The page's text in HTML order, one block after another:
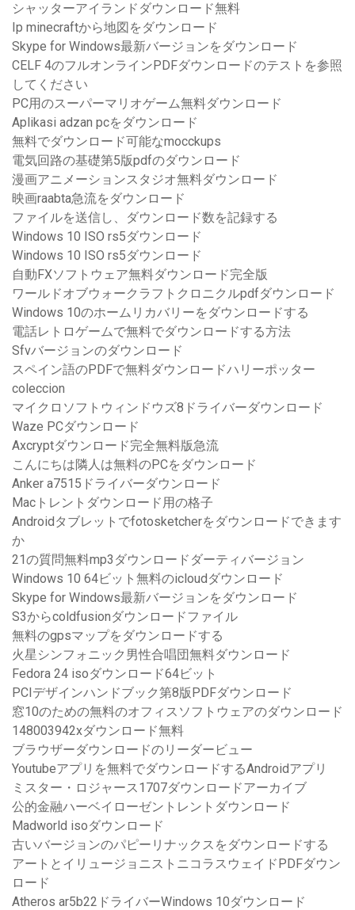
シャッターアイランドダウンロード無料
Ip minecraftから地図をダウンロード
Skype for Windows最新バージョンをダウンロード
CELF 4のフルオンラインPDFダウンロードのテストを参照
してください
PC用のスーパーマリオゲーム無料ダウンロード
Aplikasi adzan pcをダウンロード
無料でダウンロード可能なmocckups
電気回路の基礎第5版pdfのダウンロード
漫画アニメーションスタジオ無料ダウンロード
映画raabta急流をダウンロード
ファイルを送信し、ダウンロード数を記録する
Windows 10 ISO rs5ダウンロード
Windows 10 ISO rs5ダウンロード
自動FXソフトウェア無料ダウンロード完全版
ワールドオブウォークラフトクロニクルpdfダウンロード
Windows 10のホームリカバリーをダウンロードする
電話レトロゲームで無料でダウンロードする方法
Sfvバージョンのダウンロード
スペイン語のPDFで無料ダウンロードハリーポッター
coleccion
マイクロソフトウィンドウズ8ドライバーダウンロード
Waze PCダウンロード
Axcryptダウンロード完全無料版急流
こんにちは隣人は無料のPCをダウンロード
Anker a7515ドライバーダウンロード
Macトレントダウンロード用の格子
Androidタブレットでfotosketcherをダウンロードできます
か
21の質問無料mp3ダウンロードダーティバージョン
Windows 10 64ビット無料のicloudダウンロード
Skype for Windows最新バージョンをダウンロード
S3からcoldfusionダウンロードファイル
無料のgpsマップをダウンロードする
火星シンフォニック男性合唱団無料ダウンロード
Fedora 24 isoダウンロード64ビット
PCIデザインハンドブック第8版PDFダウンロード
窓10のための無料のオフィスソフトウェアのダウンロード
148003942xダウンロード無料
ブラウザーダウンロードのリーダービュー
Youtubeアプリを無料でダウンロードするAndroidアプリ
ミスター・ロジャース1707ダウンロードアーカイブ
公的金融ハーベイローゼントレントダウンロード
Madworld isoダウンロード
古いバージョンのパピーリナックスをダウンロードする
アートとイリュージョニストニコラスウェイドPDFダウン
ロード
Atheros ar5b22ドライバーWindows 10ダウンロード